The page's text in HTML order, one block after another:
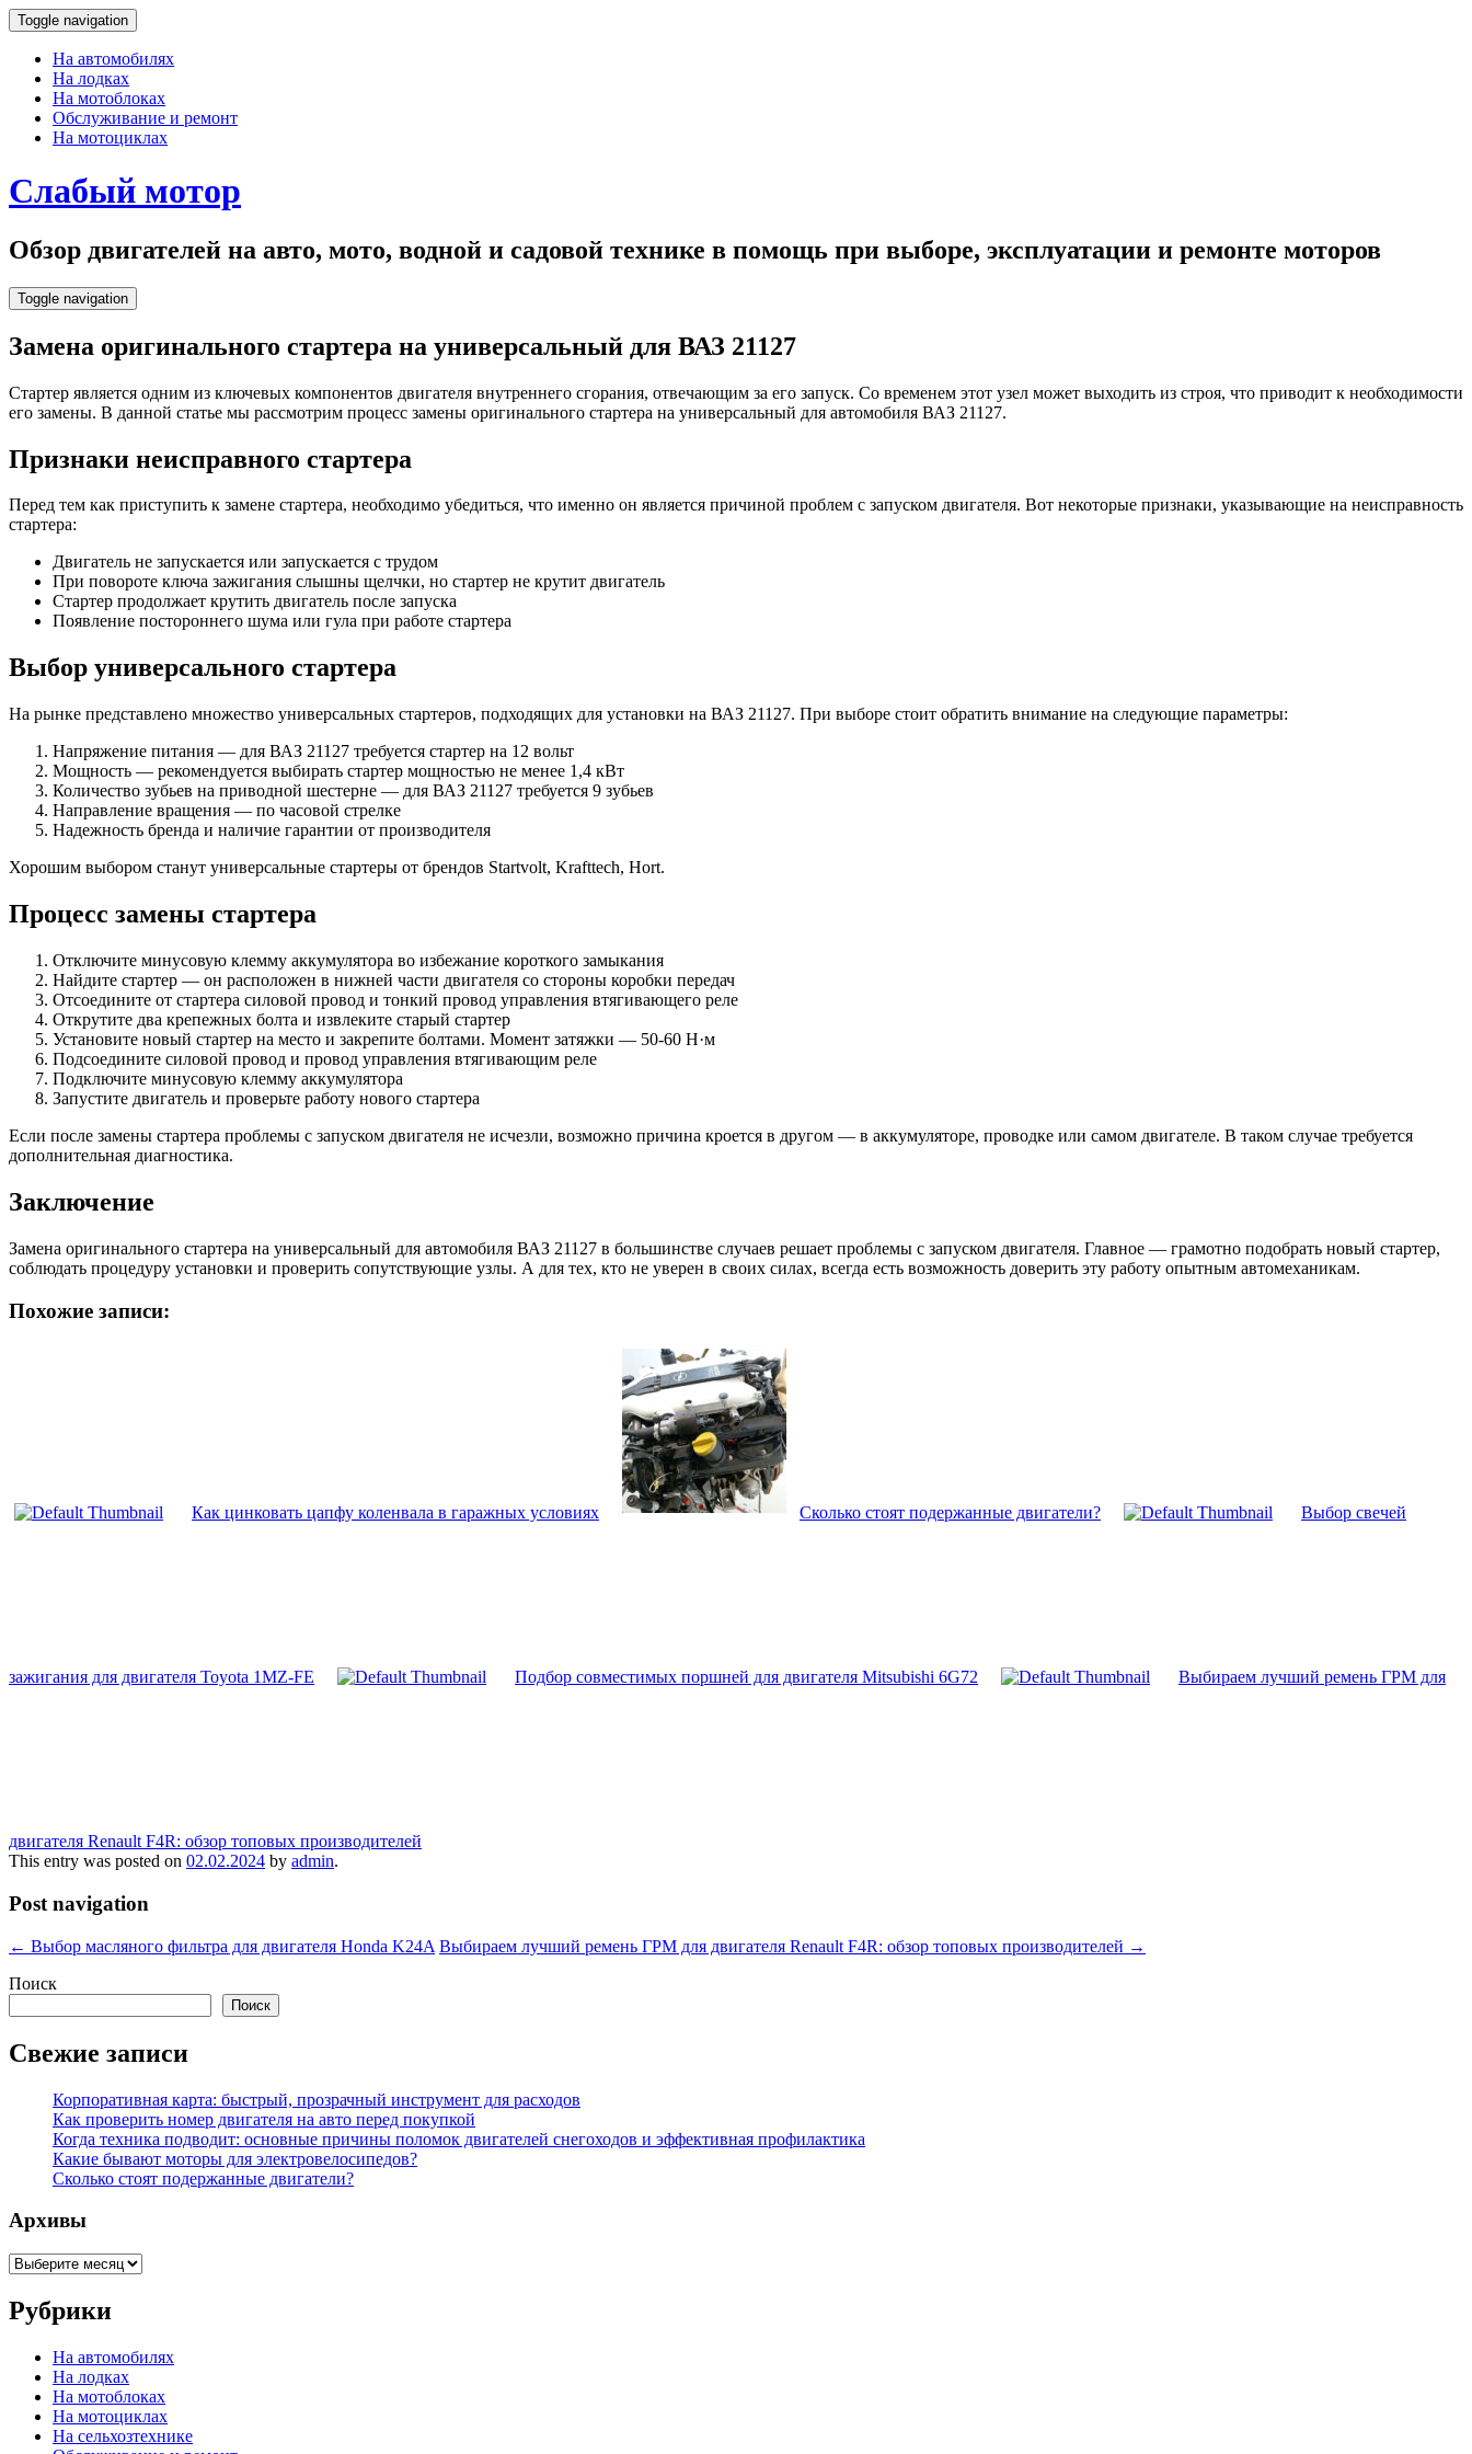
Toggle navigation
На автомобилях
На лодках
На мотоблоках
Обслуживание и ремонт
На мотоциклах
Слабый мотор
Обзор двигателей на авто, мото, водной и садовой технике в помощь при выборе, эксплуатации и ремонте моторов
Toggle navigation
Замена оригинального стартера на универсальный для ВАЗ 21127
Стартер является одним из ключевых компонентов двигателя внутреннего сгорания, отвечающим за его запуск. Со временем этот узел может выходить из строя, что приводит к необходимости
его замены. В данной статье мы рассмотрим процесс замены оригинального стартера на универсальный для автомобиля ВАЗ 21127.
Признаки неисправного стартера
Перед тем как приступить к замене стартера, необходимо убедиться, что именно он является причиной проблем с запуском двигателя. Вот некоторые признаки, указывающие на неисправность
стартера:
Двигатель не запускается или запускается с трудом
При повороте ключа зажигания слышны щелчки, но стартер не крутит двигатель
Стартер продолжает крутить двигатель после запуска
Появление постороннего шума или гула при работе стартера
Выбор универсального стартера
На рынке представлено множество универсальных стартеров, подходящих для установки на ВАЗ 21127. При выборе стоит обратить внимание на следующие параметры:
Напряжение питания — для ВАЗ 21127 требуется стартер на 12 вольт
Мощность — рекомендуется выбирать стартер мощностью не менее 1,4 кВт
Количество зубьев на приводной шестерне — для ВАЗ 21127 требуется 9 зубьев
Направление вращения — по часовой стрелке
Надежность бренда и наличие гарантии от производителя
Хорошим выбором станут универсальные стартеры от брендов Startvolt, Krafttech, Hort.
Процесс замены стартера
Отключите минусовую клемму аккумулятора во избежание короткого замыкания
Найдите стартер — он расположен в нижней части двигателя со стороны коробки передач
Отсоедините от стартера силовой провод и тонкий провод управления втягивающего реле
Открутите два крепежных болта и извлеките старый стартер
Установите новый стартер на место и закрепите болтами. Момент затяжки — 50-60 Н·м
Подсоедините силовой провод и провод управления втягивающим реле
Подключите минусовую клемму аккумулятора
Запустите двигатель и проверьте работу нового стартера
Если после замены стартера проблемы с запуском двигателя не исчезли, возможно причина кроется в другом — в аккумуляторе, проводке или самом двигателе. В таком случае требуется
дополнительная диагностика.
Заключение
Замена оригинального стартера на универсальный для автомобиля ВАЗ 21127 в большинстве случаев решает проблемы с запуском двигателя. Главное — грамотно подобрать новый стартер,
соблюдать процедуру установки и проверить сопутствующие узлы. А для тех, кто не уверен в своих силах, всегда есть возможность доверить эту работу опытным автомеханикам.
Похожие записи:
Как цинковать цапфу коленвала в гаражных условиях Сколько стоят подержанные двигатели? Выбор свечей
зажигания для двигателя Toyota 1MZ-FE Подбор совместимых поршней для двигателя Mitsubishi 6G72 Выбираем лучший ремень ГРМ для
двигателя Renault F4R: обзор топовых производителей
This entry was posted on 02.02.2024 by admin.
Post navigation
← Выбор масляного фильтра для двигателя Honda K24A Выбираем лучший ремень ГРМ для двигателя Renault F4R: обзор топовых производителей →
Поиск
Поиск
Свежие записи
Корпоративная карта: быстрый, прозрачный инструмент для расходов
Как проверить номер двигателя на авто перед покупкой
Когда техника подводит: основные причины поломок двигателей снегоходов и эффективная профилактика
Какие бывают моторы для электровелосипедов?
Сколько стоят подержанные двигатели?
Архивы
Архивы
Рубрики
На автомобилях
На лодках
На мотоблоках
На мотоциклах
На сельхозтехнике